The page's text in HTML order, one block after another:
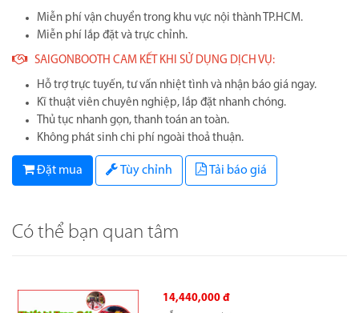
Miễn phí vận chuyển trong khu vực nội thành TP.HCM.
Miễn phí lắp đặt và trực chỉnh.
SAIGONBOOTH CAM KẾT KHI SỬ DỤNG DỊCH VỤ:
Hỗ trợ trực tuyến, tư vấn nhiệt tình và nhận báo giá ngay.
Kĩ thuật viên chuyên nghiệp, lắp đặt nhanh chóng.
Thủ tục nhanh gọn, thanh toán an toàn.
Không phát sinh chi phí ngoài thoả thuận.
Đặt mua Tùy chỉnh Tải báo giá
Có thể bạn quan tâm
11,240,000 đ